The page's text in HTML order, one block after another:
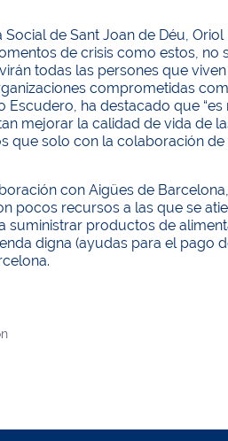
Social de Sant Joan de Déu,
de crisis como estos,
todas las persones que
comprometidas
Escudero, ha destacado que
mejorar la calidad de vida de
que solo con la colaboración
con Aigües de
pocos recursos a las que se
suministrar productos de
digna (ayudas para el pago